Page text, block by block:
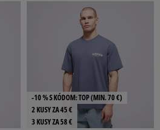
-10 % S KÓDOM: TOP (MIN. 70 €)
2 KUSY ZA 45 €
3 KUSY ZA 58 €